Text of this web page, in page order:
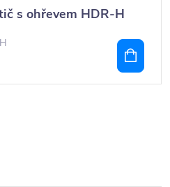
s ohřevem HDR-H